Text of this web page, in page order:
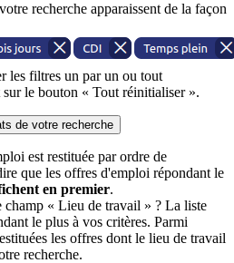
recherche apparaissent de la façon
les filtres un par un ou tout
le bouton « Tout réinitialiser ».
de votre recherche
est restituée par ordre de
que les offres d'emploi répondant le
en premier.
champ « Lieu de travail » ? La liste
le plus à vos critères. Parmi
les offres dont le lieu de travail
recherche.